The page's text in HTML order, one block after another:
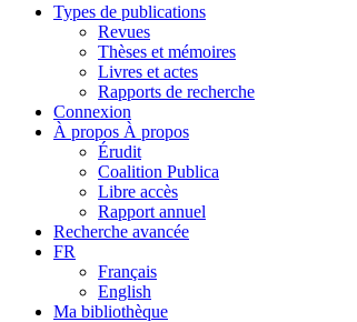
Types de publications
Revues
Thèses et mémoires
Livres et actes
Rapports de recherche
Connexion
À propos À propos
Érudit
Coalition Publica
Libre accès
Rapport annuel
Recherche avancée
FR
Français
English
Ma bibliothèque